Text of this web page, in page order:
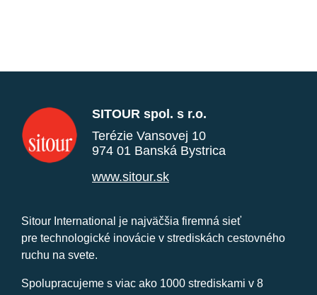
SITOUR spol. s r.o.
Terézie Vansovej 10
974 01 Banská Bystrica
www.sitour.sk
Sitour International je najväčšia firemná sieť
pre technologické inovácie v strediskách cestovného
ruchu na svete.
Spolupracujeme s viac ako 1000 strediskami v 8